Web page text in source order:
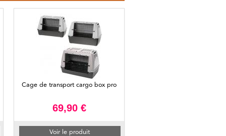
Cage de transport cargo box pro
69,90 €
Voir le produit